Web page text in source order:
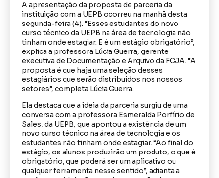
A apresentação da proposta de parceria da
instituição com a UEPB ocorreu na manhã desta
segunda-feira (4). “Esses estudantes do novo
curso técnico da UEPB na área de tecnologia não
tinham onde estagiar. E é um estágio obrigatório”,
explica a professora Lúcia Guerra, gerente
executiva de Documentação e Arquivo da FCJA. “A
proposta é que haja uma seleção desses
estagiários que serão distribuídos nos nossos
setores”, completa Lúcia Guerra.
Ela destaca que a ideia da parceria surgiu de uma
conversa com a professora Esmeralda Porfírio de
Sales, da UEPB, que apontou a existência de um
novo curso técnico na área de tecnologia e os
estudantes não tinham onde estagiar. “Ao final do
estágio, os alunos produzirão um produto, o que é
obrigatório, que poderá ser um aplicativo ou
qualquer ferramenta nesse sentido”, adianta a